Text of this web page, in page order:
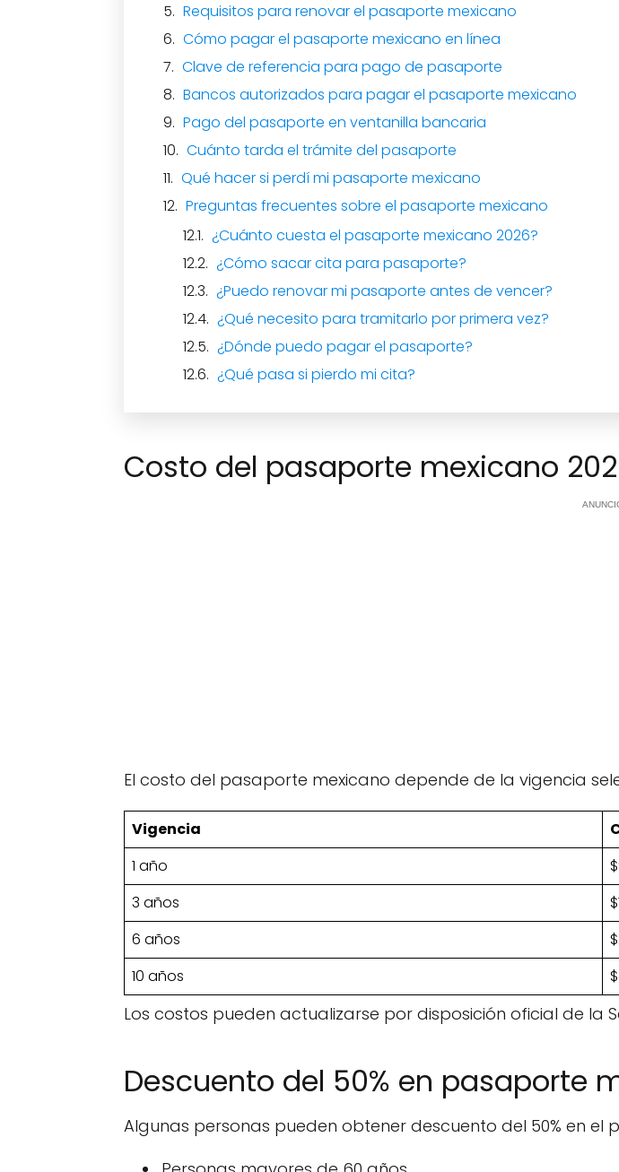
Requisitos para renovar el pasaporte mexicano
Cómo pagar el pasaporte mexicano en línea
Clave de referencia para pago de pasaporte
Bancos autorizados para pagar el pasaporte mexicano
Pago del pasaporte en ventanilla bancaria
Cuánto tarda el trámite del pasaporte
Qué hacer si perdí mi pasaporte mexicano
Preguntas frecuentes sobre el pasaporte mexicano
¿Cuánto cuesta el pasaporte mexicano 2026?
¿Cómo sacar cita para pasaporte?
¿Puedo renovar mi pasaporte antes de vencer?
¿Qué necesito para tramitarlo por primera vez?
¿Dónde puedo pagar el pasaporte?
¿Qué pasa si pierdo mi cita?
Costo del pasaporte mexicano
El costo del pasaporte mexicano depende de la vigencia
Vigencia
1 año
3 años
6 años
10 años
Los costos pueden actualizarse por disposición oficial de la
Descuento del 50% en pasaporte
Algunas personas pueden obtener descuento del 50% en